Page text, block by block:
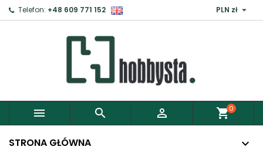
Telefon: +48 609 771 152 PLN zł 
   shopping_cart0
STRONA GŁÓWNA
Zaloguj ×
Aby zapisać produkty do Schowka, musisz się
Anuluj Zaloguj